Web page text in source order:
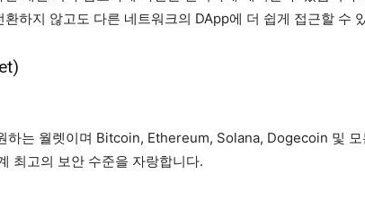
하지 않고도 다른 네트워크의 DApp에 더 쉽게 접근할 수
하는 월렛이며 Bitcoin, Ethereum, Solana, Dogecoin 및
최고의 보안 수준을 자랑합니다.